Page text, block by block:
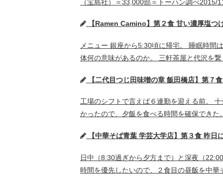
（宝島社）＝33,000部＝トーハン調べ
【Ramen Camino】第２食 甘い濃厚塩つ
メニュー 銀座から5:30頃に帰宅。 睡眠時間
体何の意味があるのか。 三軒茶屋と代沢を
【二代目つじ田味噌の章 飯田橋店】第７
工場のシフトで言えば６連勤を迎える前。
かったので、夕飯を食べる時間を確保でき
【中華そば青葉 学芸大学店】第３食 昨
日中（8:30過ぎから夕方まで）と深夜（
時間を優先したいので、２食目の昼飯を中